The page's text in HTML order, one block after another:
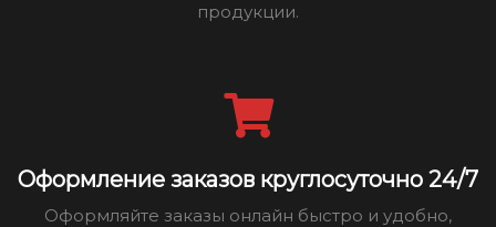
продукции.
Оформление заказов круглосуточно 24/7
Оформляйте заказы онлайн быстро и удобно,